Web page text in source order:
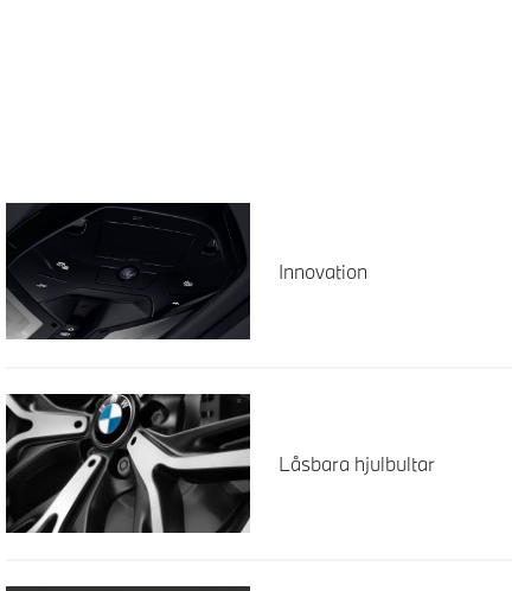
Innovation
Låsbara hjulbultar